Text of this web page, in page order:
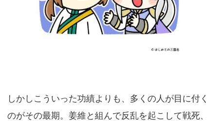
しかしこういった功績よりも、多くの人が目に付く
のがその最期。姜維と組んで反乱を起こして戦死、